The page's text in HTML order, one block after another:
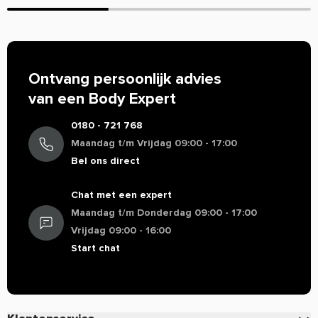
Inhoud 800ml
Ontvang persoonlijk advies
van een Body Expert
0180 - 721 768
Maandag t/m Vrijdag 09:00 - 17:00
Bel ons direct
Chat met een expert
Maandag t/m Donderdag 09:00 - 17:00
Vrijdag 09:00 - 16:00
Start chat